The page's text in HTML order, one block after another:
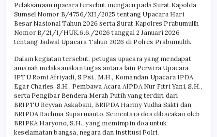
Pelaksanaan upacara tersebut mengacu pada Surat Kapolda
Sumsel Nomor B/4756/XII/2025 tentang Upacara Hari
Besar Nasional Tahun 2026 serta Surat Kapolres Prabumulih
Nomor B/21/I/HUK.6.6./2026 tanggal 2 Januari 2026
tentang Jadwal Upacara Tahun 2026 di Polres Prabumulih.
Dalam kegiatan tersebut, petugas upacara yang mendapat
amanah melaksanakan tugas antara lain Perwira Upacara
IPTU Romi Afriyadi, S.Psi., M.H., Komandan Upacara IPDA
Egar Charles, S.H., Pembawa Acara AIPDA Nur Fitri Yani, S.H.,
serta Pengibar Bendera Merah Putih yang terdiri dari
BRIPTU Reyvan Askabani, BRIPDA Harmy Yudha Sakti dan
BRIPDA Rachma Suparmanto. Sementara doa dibacakan oleh
BRIPKA Haryono, S.H., yang memimpin doa untuk
keselamatan bangsa, negara dan institusi Polri.